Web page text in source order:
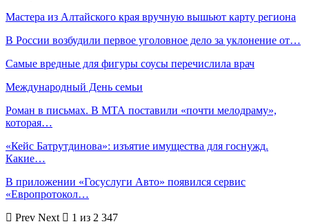
Мастера из Алтайского края вручную вышьют карту региона
В России возбудили первое уголовное дело за уклонение от…
Самые вредные для фигуры соусы перечислила врач
Международный День семьи
Роман в письмах. В МТА поставили «почти мелодраму»,
которая…
«Кейс Батрутдинова»: изъятие имущества для госнужд.
Какие…
В приложении «Госуслуги Авто» появился сервис
«Европротокол…
Prev Next
1 из 2 347